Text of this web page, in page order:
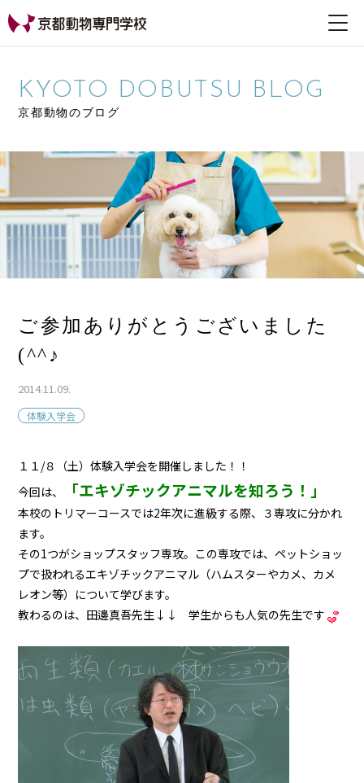
門学校
KYOTO DOBUTSU BLOG
京都動物のブログ
ご参加ありがとうございました
(^^♪
2014.11.09.
体験入学会
１１/８（土）体験入学会を開催しました！！
今回は、
「エキゾチックアニマルを知ろう！」
本校のトリマーコースでは2年次に進級する際、３専攻に分かれ
ます。
その1つがショップスタッフ専攻。この専攻では、ペットショッ
プで扱われるエキゾチックアニマル（ハムスターやカメ、カメ
レオン等）について学びます。
教わるのは、田邊真吾先生↓↓ 学生からも人気の先生です